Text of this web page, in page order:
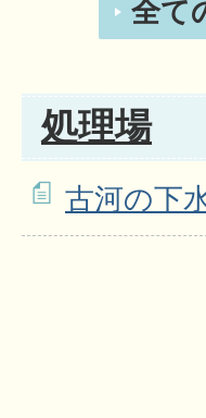
全て
処理場
古河の下